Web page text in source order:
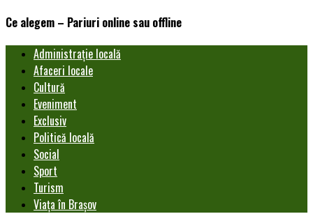
Ce alegem – Pariuri online sau offline
Administrație locală
Afaceri locale
Cultură
Eveniment
Exclusiv
Politică locală
Social
Sport
Turism
Viața în Brașov